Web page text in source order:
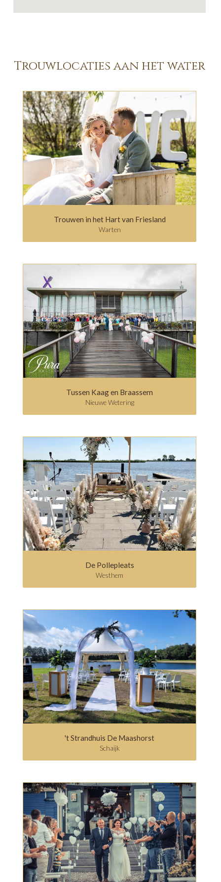
Trouwlocaties aan het water
Trouwen in het Hart van Friesland
Warten
Tussen Kaag en Braassem
Nieuwe Wetering
De Pollepleats
Westhem
't Strandhuis De Maashorst
Schaijk